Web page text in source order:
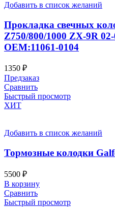
Добавить в список желаний
Прокладка свечных
Z750/800/1000 ZX-9R
OEM:11061-0104
1350 ₽
Предзаказ
Сравнить
Быстрый просмотр
ХИТ
Добавить в список желаний
Тормозные колодки
5500 ₽
В корзину
Сравнить
Быстрый просмотр